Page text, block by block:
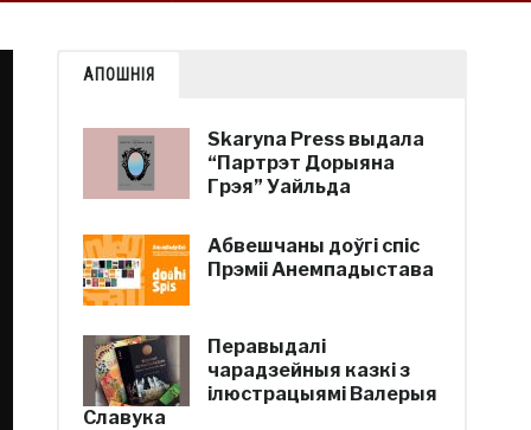
АПОШНІЯ
Skaryna Press выдала
“Партрэт Дорыяна
Грэя” Уайльда
Абвешчаны доўгі спіс
Прэміі Анемпадыстава
Перавыдалі
чарадзейныя казкі з
ілюстрацыямі Валерыя
Славука